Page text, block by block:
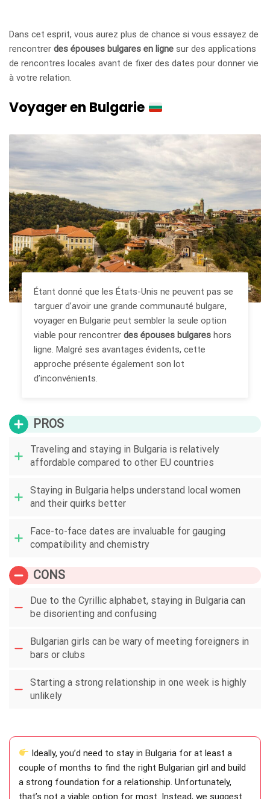
Dans cet esprit, vous aurez plus de chance si vous essayez de
rencontrer des épouses bulgares en ligne sur des applications
de rencontres locales avant de fixer des dates pour donner vie
à votre relation.
Voyager en Bulgarie
Étant donné que les États-Unis ne peuvent pas se
targuer d’avoir une grande communauté bulgare,
voyager en Bulgarie peut sembler la seule option
viable pour rencontrer des épouses bulgareshors
ligne. Malgré ses avantages évidents, cette
approche présente également son lot
d’inconvénients.
PROS
Traveling and staying in Bulgaria is relatively
affordable compared to other EU countries
Staying in Bulgaria helps understand local women
and their quirks better
Face-to-face dates are invaluable for gauging
compatibility and chemistry
CONS
Due to the Cyrillic alphabet, staying in Bulgaria can
be disorienting and confusing
Bulgarian girls can be wary of meeting foreigners in
bars or clubs
Starting a strong relationship in one week is highly
unlikely
Ideally, you’d need to stay in Bulgaria for at least a
couple of months to find the right Bulgarian girl and build
a strong foundation for a relationship. Unfortunately,
that’s not a viable option for most. Instead, we suggest